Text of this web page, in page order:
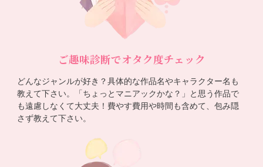
ご趣味診断でオタク度チェック
どんなジャンルが好き？具体的な作品名やキャラクター名も
教えて下さい。「ちょっとマニアックかな？」と思う作品で
も遠慮しなくて大丈夫！費やす費用や時間も含めて、包み隠
さず教えて下さい。